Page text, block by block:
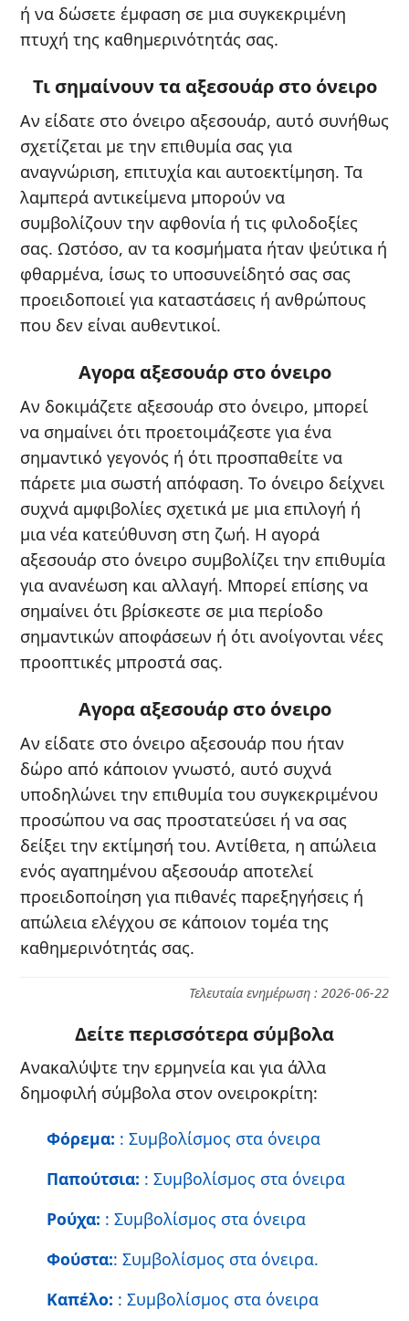
ή να δώσετε έμφαση σε μια συγκεκριμένη
πτυχή της καθημερινότητάς σας.
Τι σημαίνουν τα αξεσουάρ στο όνειρο
Αν είδατε στο όνειρο αξεσουάρ, αυτό συνήθως
σχετίζεται με την επιθυμία σας για
αναγνώριση, επιτυχία και αυτοεκτίμηση. Τα
λαμπερά αντικείμενα μπορούν να
συμβολίζουν την αφθονία ή τις φιλοδοξίες
σας. Ωστόσο, αν τα κοσμήματα ήταν ψεύτικα ή
φθαρμένα, ίσως το υποσυνείδητό σας σας
προειδοποιεί για καταστάσεις ή ανθρώπους
που δεν είναι αυθεντικοί.
Αγορα αξεσουάρ στο όνειρο
Αν δοκιμάζετε αξεσουάρ στο όνειρο, μπορεί
να σημαίνει ότι προετοιμάζεστε για ένα
σημαντικό γεγονός ή ότι προσπαθείτε να
πάρετε μια σωστή απόφαση. Το όνειρο δείχνει
συχνά αμφιβολίες σχετικά με μια επιλογή ή
μια νέα κατεύθυνση στη ζωή. Η αγορά
αξεσουάρ στο όνειρο συμβολίζει την επιθυμία
για ανανέωση και αλλαγή. Μπορεί επίσης να
σημαίνει ότι βρίσκεστε σε μια περίοδο
σημαντικών αποφάσεων ή ότι ανοίγονται νέες
προοπτικές μπροστά σας.
Αγορα αξεσουάρ στο όνειρο
Αν είδατε στο όνειρο αξεσουάρ που ήταν
δώρο από κάποιον γνωστό, αυτό συχνά
υποδηλώνει την επιθυμία του συγκεκριμένου
προσώπου να σας προστατεύσει ή να σας
δείξει την εκτίμησή του. Αντίθετα, η απώλεια
ενός αγαπημένου αξεσουάρ αποτελεί
προειδοποίηση για πιθανές παρεξηγήσεις ή
απώλεια ελέγχου σε κάποιον τομέα της
καθημερινότητάς σας.
Τελευταία ενημέρωση : 2026-06-22
Δείτε περισσότερα σύμβολα
Ανακαλύψτε την ερμηνεία και για άλλα
δημοφιλή σύμβολα στον ονειροκρίτη:
Φόρεμα: : Συμβολίσμος στα όνειρα
Παπούτσια: : Συμβολίσμος στα όνειρα
Ρούχα: : Συμβολίσμος στα όνειρα
Φούστα:: Συμβολίσμος στα όνειρα.
Καπέλο: : Συμβολίσμος στα όνειρα